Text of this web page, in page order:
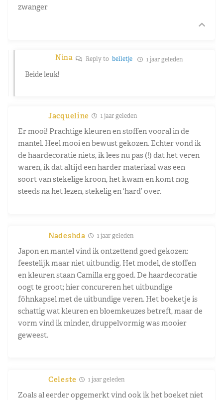
zwanger
Nina Reply to belletje 1 jaar geleden
Beide leuk!
Jacqueline 1 jaar geleden
Er mooi! Prachtige kleuren en stoffen vooral in de
mantel. Heel mooi en bewust gekozen. Echter vond ik
de haardecoratie niets, ik lees nu pas (!) dat het veren
waren, ik dat altijd een harder materiaal was een
soort van stekelige kroon, het kwam en komt nog
steeds na het lezen, stekelig en ‘hard’ over.
Nadeshda 1 jaar geleden
Japon en mantel vind ik ontzettend goed gekozen:
feestelijk maar niet uitbundig. Het model, de stoffen
en kleuren staan Camilla erg goed. De haardecoratie
oogt te groot; hier concureren het uitbundige
föhnkapsel met de uitbundige veren. Het boeketje is
schattig wat kleuren en bloemkeuzes betreft, maar de
vorm vind ik minder, druppelvormig was mooier
geweest.
Celeste 1 jaar geleden
Zoals al eerder opgemerkt vind ook ik het boeket niet